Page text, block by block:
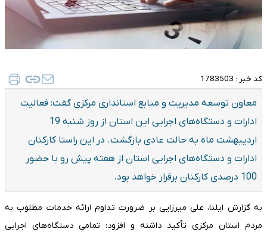
کد خبر : 1783503
معاون توسعه مدیریت و منابع استانداری مرکزی گفت: فعالیت
ادارات و دستگاه‌های اجرایی این استان از روز شنبه 19
اردیبهشت ماه به حالت عادی بازگشت. در این راستا کارکنان
ادارات و دستگاه‌های اجرایی استان از هفته پیش رو با حضور
100 درصدی کارکنان برقرار خواهد بود.
به گزارش ایلنا، علی میرزایی بر ضرورت تداوم ارائه خدمات مطلوب به
مردم استان مرکزی تأکید داشته و افزود: تمامی دستگاه‌های اجرایی